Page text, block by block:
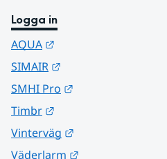
Logga in
AQUA
SIMAIR
SMHI Pro
Timbr
Vinterväg
Väderlarm